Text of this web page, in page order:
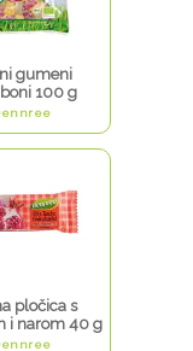
gumeni
100 g
pločica s
i narom 40 g